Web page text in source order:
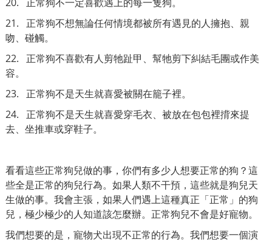
21. 正常狗不想無論任何情境都被所有遇見的人擁抱、親
吻、碰觸。
22. 正常狗不喜歡有人剪牠趾甲、幫牠剪下糾結毛團或作美
容。
23. 正常狗不是天生就喜愛被關在籠子裡。
24. 正常狗不是天生就喜愛穿毛衣、被放在包包裡揹來提
去、坐推車或穿鞋子。
看看這些正常狗兒做的事，你們有多少人想要正常的狗？這
些全是正常的狗兒行為。如果人類不干預，這些就是狗兒天
生做的事。我會主張，如果人們遇上這種真正「正常」的狗
兒，極少極少的人知道該怎麼辦。正常狗兒不會是好寵物。
我們想要的是，寵物犬出現不正常的行為。我們想要一個演